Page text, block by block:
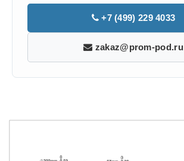
+7 (499) 229 4033
zakaz@prom-pod.ru